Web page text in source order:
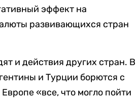
эффект на
развивающихся стран
и действия других стран. В
и Турции борются с
«все, что могло пойти